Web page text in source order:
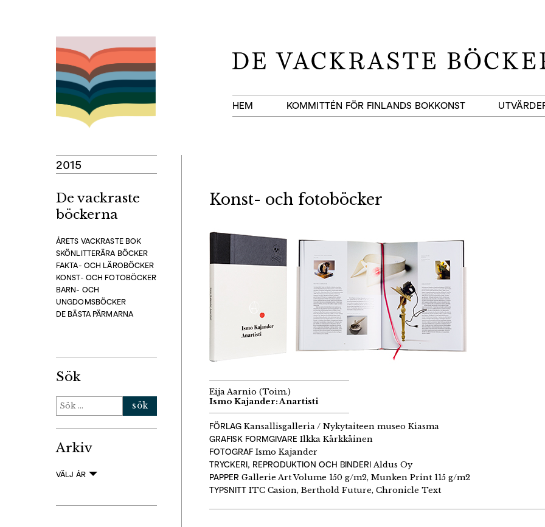
till
innehåll
HEM KOMMITTÉN FÖR FINLANDS BOKKONST
2015
De vackraste
böckerna
ÅRETS VACKRASTE BOK
SKÖNLITTERÄRA BÖCKER
FAKTA- OCH LÄROBÖCKER
KONST- OCH FOTOBÖCKER
BARN- OCH
UNGDOMSBÖCKER
DE BÄSTA PÄRMARNA
Sök
Sök
efter:
Arkiv
VÄLJ ÅR
Konst- och fotoböcker
Eija Aarnio (Toim.)
Ismo Kajander: Anartisti
FÖRLAG Kansallisgalleria / Nykytaiteen museo Kiasma
GRAFISK FORMGIVARE Ilkka Kärkkäinen
FOTOGRAF Ismo Kajander
TRYCKERI, REPRODUKTION OCH BINDERIAldus Oy
PAPPER Gallerie Art Volume 150 g/m2, Munken Print 115 g/m2
TYPSNITT ITC Casion, Berthold Future, Chronicle Text